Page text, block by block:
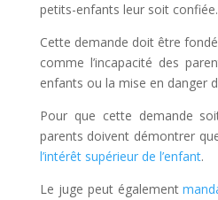
petits-enfants leur soit confiée.
Cette demande doit être
comme l’incapacité des
enfants ou la mise en danger
Pour que cette demande
parents doivent démontrer
l’intérêt supérieur de l’enfant.
Le juge peut également